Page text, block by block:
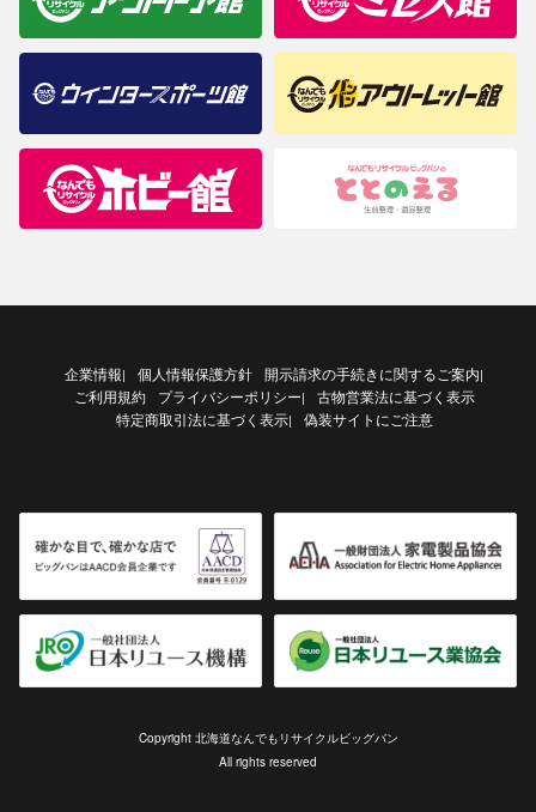
企業情報| 個人情報保護方針 開示請求の手続きに関するご案内|
ご利用規約 プライバシーポリシー|
古物営業法に基づく表示
特定商取引法に基づく表示| 偽装サイトにご注意
Copyright 北海道なんでもリサイクルビッグバン
All rights reserved